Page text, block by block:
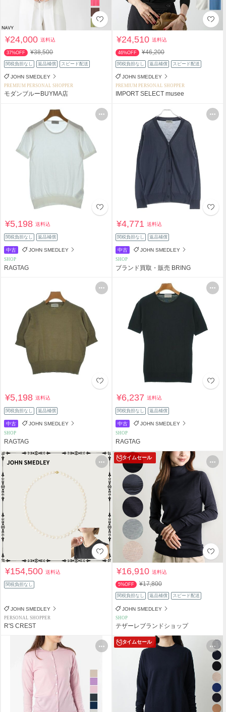
¥24,000送料込
37%OFF ¥38,500
関税負担なし 返品補償 スピード配送
JOHN SMEDLEY
PREMIUM PERSONAL SHOPPER
モダンブルーBUYMA店
¥24,510送料込
46%OFF ¥46,200
関税負担なし 返品補償 スピード配送
JOHN SMEDLEY
PREMIUM PERSONAL SHOPPER
IMPORT SELECT musee
¥5,198送料込
関税負担なし 返品補償
中古 JOHN SMEDLEY
SHOP
RAGTAG
¥4,771送料込
関税負担なし 返品補償
中古 JOHN SMEDLEY
SHOP
ブランド買取・販売 BRING
¥5,198送料込
関税負担なし 返品補償
中古 JOHN SMEDLEY
SHOP
RAGTAG
¥6,237送料込
関税負担なし 返品補償
中古 JOHN SMEDLEY
SHOP
RAGTAG
¥154,500送料込
関税負担なし
JOHN SMEDLEY
PERSONAL SHOPPER
R'S CREST
タイムセール
¥16,910送料込
5%OFF ¥17,800
関税負担なし 返品補償 スピード配送
JOHN SMEDLEY
SHOP
テザーレブランドショップ
タイムセール